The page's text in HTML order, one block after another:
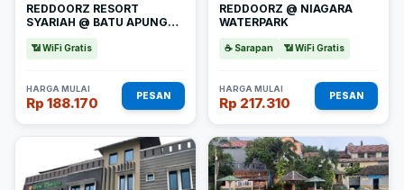
REDDOORZ RESORT
SYARIAH @ BATU APUNG
📶 WiFi Gratis
HARGA MULAI
Rp 188.170 PESAN
REDDOORZ @ NIAGARA
WATERPARK
☕ Sarapan 📶 WiFi Gratis
HARGA MULAI
Rp 217.310 PESAN